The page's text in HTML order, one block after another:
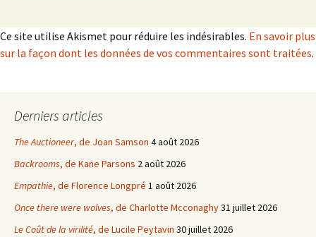
Ce site utilise Akismet pour réduire les indésirables. En savoir plus
sur la façon dont les données de vos commentaires sont traitées.
Derniers articles
The Auctioneer, de Joan Samson 4 août 2026
Backrooms, de Kane Parsons 2 août 2026
Empathie, de Florence Longpré 1 août 2026
Once there were wolves, de Charlotte Mcconaghy31 juillet 2026
Le Coût de la virilité, de Lucile Peytavin 30 juillet 2026